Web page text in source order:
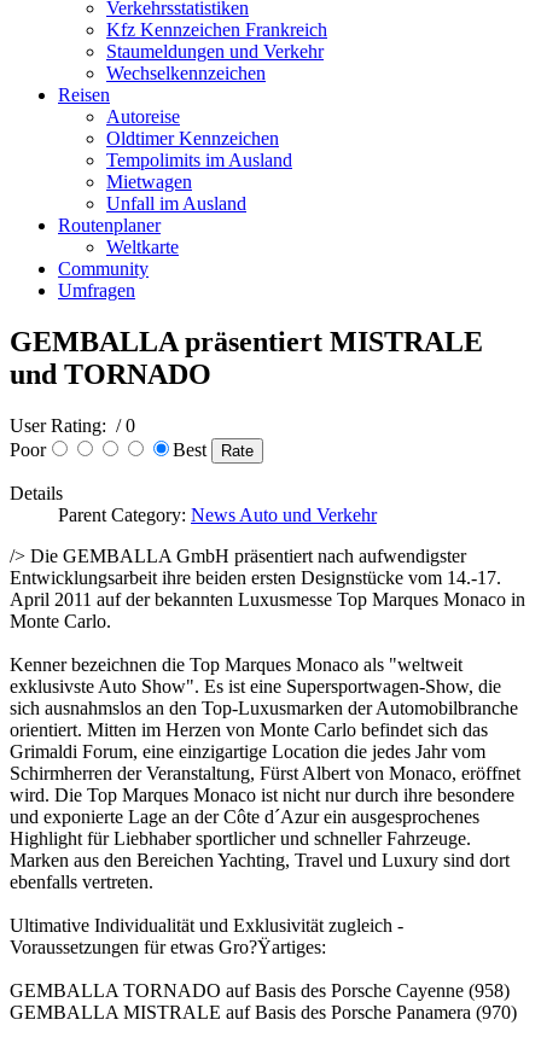
Verkehrsstatistiken
Kfz Kennzeichen Frankreich
Staumeldungen und Verkehr
Wechselkennzeichen
Reisen
Autoreise
Oldtimer Kennzeichen
Tempolimits im Ausland
Mietwagen
Unfall im Ausland
Routenplaner
Weltkarte
Community
Umfragen
GEMBALLA präsentiert MISTRALE
und TORNADO
User Rating: / 0
Poor
Best
Details
Parent Category: News Auto und Verkehr
/> Die GEMBALLA GmbH präsentiert nach aufwendigster
Entwicklungsarbeit ihre beiden ersten Designstücke vom 14.-17.
April 2011 auf der bekannten Luxusmesse Top Marques Monaco in
Monte Carlo.
Kenner bezeichnen die Top Marques Monaco als "weltweit
exklusivste Auto Show". Es ist eine Supersportwagen-Show, die
sich ausnahmslos an den Top-Luxusmarken der Automobilbranche
orientiert. Mitten im Herzen von Monte Carlo befindet sich das
Grimaldi Forum, eine einzigartige Location die jedes Jahr vom
Schirmherren der Veranstaltung, Fürst Albert von Monaco, eröffnet
wird. Die Top Marques Monaco ist nicht nur durch ihre besondere
und exponierte Lage an der Côte d´Azur ein ausgesprochenes
Highlight für Liebhaber sportlicher und schneller Fahrzeuge.
Marken aus den Bereichen Yachting, Travel und Luxury sind dort
ebenfalls vertreten.
Ultimative Individualität und Exklusivität zugleich -
Voraussetzungen für etwas Gro?Ÿartiges:
GEMBALLA TORNADO auf Basis des Porsche Cayenne (958)
GEMBALLA MISTRALE auf Basis des Porsche Panamera (970)